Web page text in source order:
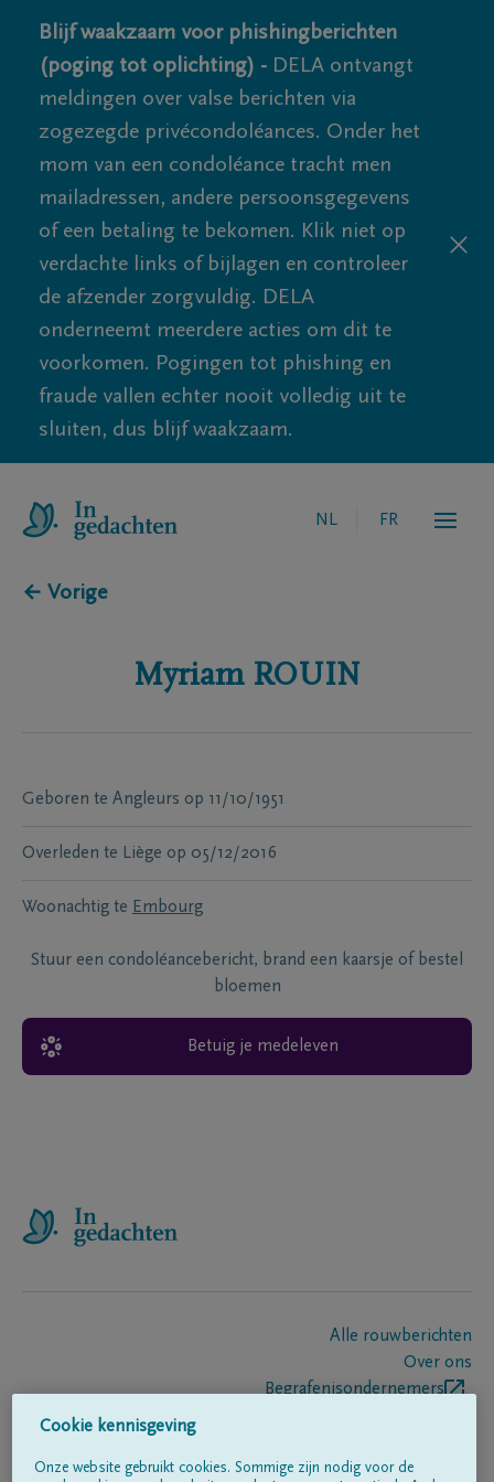
Blijf waakzaam voor phishingberichten
(poging tot oplichting) - DELA ontvangt
meldingen over valse berichten via
zogezegde privécondoléances. Onder het
mom van een condoléance tracht men
mailadressen, andere persoonsgegevens
of een betaling te bekomen. Klik niet op
verdachte links of bijlagen en controleer
de afzender zorgvuldig. DELA
onderneemt meerdere acties om dit te
voorkomen. Pogingen tot phishing en
fraude vallen echter nooit volledig uit te
sluiten, dus blijf waakzaam.
NL FR
← Vorige
Myriam ROUIN
Geboren te Angleurs op 11/10/1951
Overleden te Liège op 05/12/2016
Woonachtig te Embourg
Stuur een condoléancebericht, brand een kaarsje of bestel
bloemen
Betuig je medeleven
Alle rouwberichten
Over ons
Begrafenisondernemers
Cookie kennisgeving
Onze website gebruikt cookies. Sommige zijn nodig voor de